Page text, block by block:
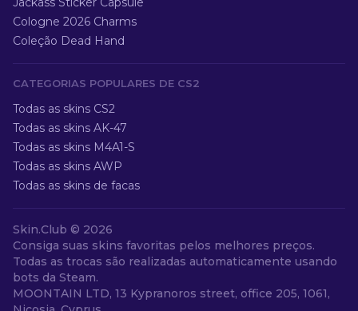
Cologne 2026 Charms
Coleção Dead Hand
CATEGORIAS POPULARES DE CS2
Todas as skins CS2
Todas as skins AK-47
Todas as skins M4A1-S
Todas as skins AWP
Todas as skins de facas
Skin.Club © 2026
Consiga suas skins favoritas pelos melhores preços.
Todas as trocas são realizadas automaticamente usando
bots da Steam.
MOONTAIN LTD, 13 Kypranoros street, office 205, 1061,